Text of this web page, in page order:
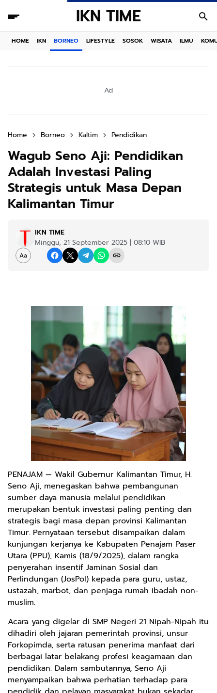
IKN TIME
HOME IKN BORNEO LIFESTYLE SOSOK WISATA ILMU
Ad
Home Borneo Kaltim Pendidikan
Wagub Seno Aji: Pendidikan
Adalah Investasi Paling
Strategis untuk Masa Depan
Kalimantan Timur
IKN TIME
Minggu, 21 September 2025 | 08:10 WIB
PENAJAM — Wakil Gubernur Kalimantan Timur, H.
Seno Aji, menegaskan bahwa pembangunan
sumber daya manusia melalui pendidikan
merupakan bentuk investasi paling penting dan
strategis bagi masa depan provinsi Kalimantan
Timur. Pernyataan tersebut disampaikan dalam
kunjungan kerjanya ke Kabupaten Penajam Paser
Utara (PPU), Kamis (18/9/2025), dalam rangka
penyerahan insentif Jaminan Sosial dan
Perlindungan (JosPol) kepada para guru, ustaz,
ustazah, marbot, dan penjaga rumah ibadah non-
muslim.
Acara yang digelar di SMP Negeri 21 Nipah-Nipah itu
dihadiri oleh jajaran pemerintah provinsi, unsur
Forkopimda, serta ratusan penerima manfaat dari
berbagai latar belakang profesi keagamaan dan
pendidikan. Dalam sambutannya, Seno Aji
menyampaikan bahwa perhatian terhadap para